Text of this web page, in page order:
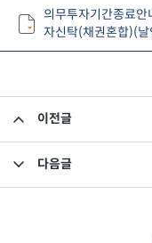
의무투자기간종료
자신탁(채권혼합)(
이전글
다음글